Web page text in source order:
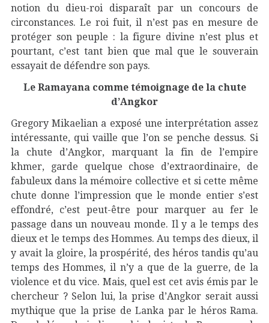
notion du dieu-roi disparaît par un concours de
circonstances. Le roi fuit, il n’est pas en mesure de
protéger son peuple : la figure divine n’est plus et
pourtant, c’est tant bien que mal que le souverain
essayait de défendre son pays.
Le Ramayana comme témoignage de la chute
d’Angkor
Gregory Mikaelian a exposé une interprétation assez
intéressante, qui vaille que l’on se penche dessus. Si
la chute d’Angkor, marquant la fin de l’empire
khmer, garde quelque chose d’extraordinaire, de
fabuleux dans la mémoire collective et si cette même
chute donne l’impression que le monde entier s’est
effondré, c’est peut-être pour marquer au fer le
passage dans un nouveau monde. Il y a le temps des
dieux et le temps des Hommes. Au temps des dieux, il
y avait la gloire, la prospérité, des héros tandis qu’au
temps des Hommes, il n’y a que de la guerre, de la
violence et du vice. Mais, quel est cet avis émis par le
chercheur ? Selon lui, la prise d’Angkor serait aussi
mythique que la prise de Lanka par le héros Rama.